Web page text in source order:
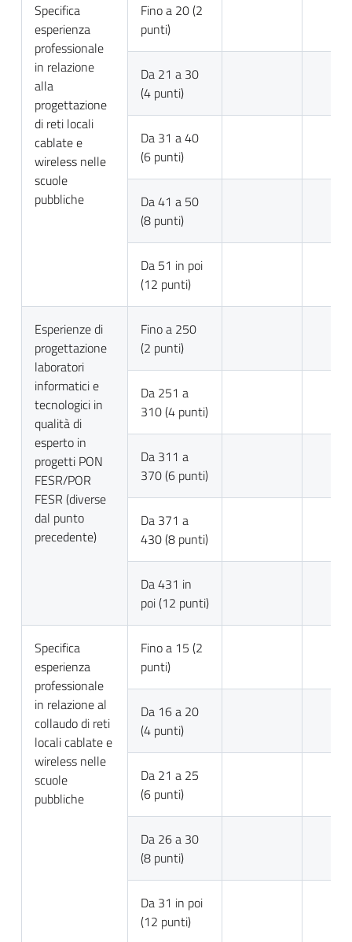
Specifica
esperienza
professionale
in relazione
alla
progettazione
di reti locali
cablate e
wireless nelle
scuole
pubbliche
Fino a 20 (2
punti)
Da 21 a 30
(4 punti)
Da 31 a 40
(6 punti)
Da 41 a 50
(8 punti)
Da 51 in poi
(12 punti)
Esperienze di
progettazione
laboratori
informatici e
tecnologici in
qualità di
esperto in
progetti PON
FESR/POR
FESR (diverse
dal punto
precedente)
Fino a 250
(2 punti)
Da 251 a
310 (4 punti)
Da 311 a
370 (6 punti)
Da 371 a
430 (8 punti)
Da 431 in
poi (12 punti)
Specifica
esperienza
professionale
in relazione al
collaudo di reti
locali cablate e
wireless nelle
scuole
pubbliche
Fino a 15 (2
punti)
Da 16 a 20
(4 punti)
Da 21 a 25
(6 punti)
Da 26 a 30
(8 punti)
Da 31 in poi
(12 punti)